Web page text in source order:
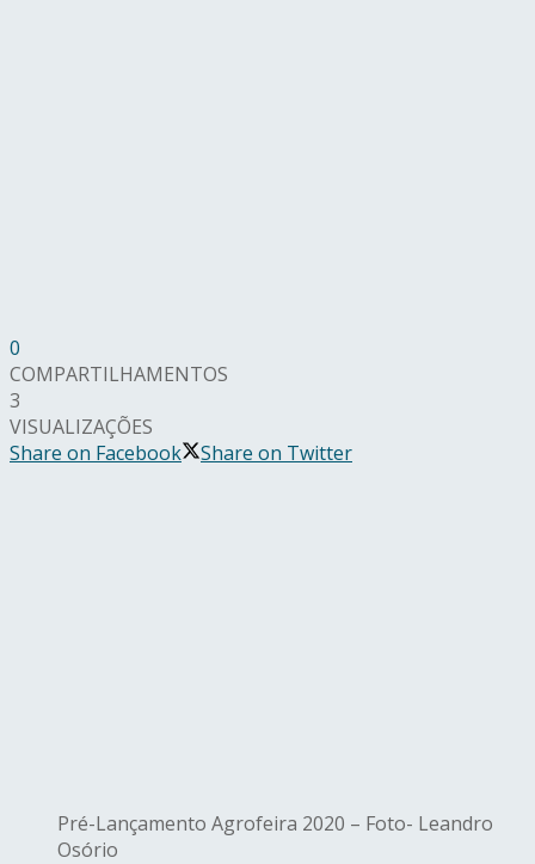
0
COMPARTILHAMENTOS
3
VISUALIZAÇÕES
Share on Facebook
Share on Twitter
Pré-Lançamento Agrofeira 2020 – Foto- Leandro
Osório